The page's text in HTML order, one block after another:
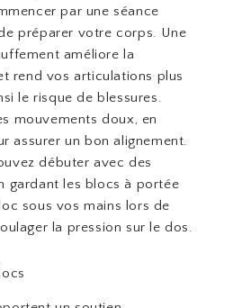
par une séance
préparer votre corps. Une
améliore la
rend vos articulations plus
le risque de blessures.
mouvements doux, en
assurer un bon alignement.
débuter avec des
gardant les blocs à portée
sous vos mains lors de
la pression sur le dos.